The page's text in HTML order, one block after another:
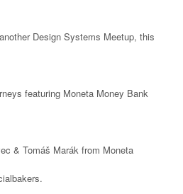
Design Systems Meetup, this
featuring Moneta Money Bank
& Tomáš Marák from Moneta